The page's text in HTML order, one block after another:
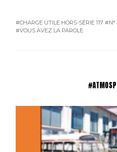
#CHARGE UTILE HORS-SÉRIE 117 #N°
#VOUS AVEZ LA PAROLE